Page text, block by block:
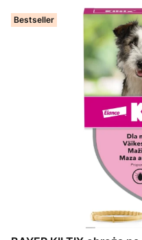
Bestseller